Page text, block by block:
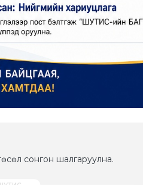
сонгон шалгаруулна.